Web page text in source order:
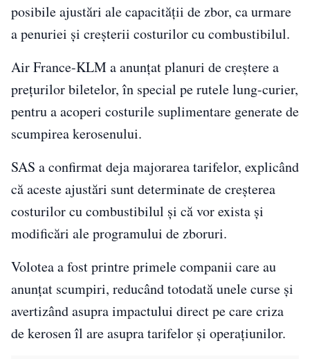
posibile ajustări ale capacității de zbor, ca urmare
a penuriei și creșterii costurilor cu combustibilul.
Air France-KLM a anunțat planuri de creștere a
prețurilor biletelor, în special pe rutele lung-curier,
pentru a acoperi costurile suplimentare generate de
scumpirea kerosenului.
SAS a confirmat deja majorarea tarifelor, explicând
că aceste ajustări sunt determinate de creșterea
costurilor cu combustibilul și că vor exista și
modificări ale programului de zboruri.
Volotea a fost printre primele companii care au
anunțat scumpiri, reducând totodată unele curse și
avertizând asupra impactului direct pe care criza
de kerosen îl are asupra tarifelor și operațiunilor.